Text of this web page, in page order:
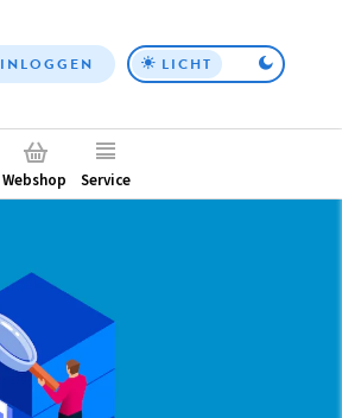
Top
INLOGGEN LICHT
Webshop Service